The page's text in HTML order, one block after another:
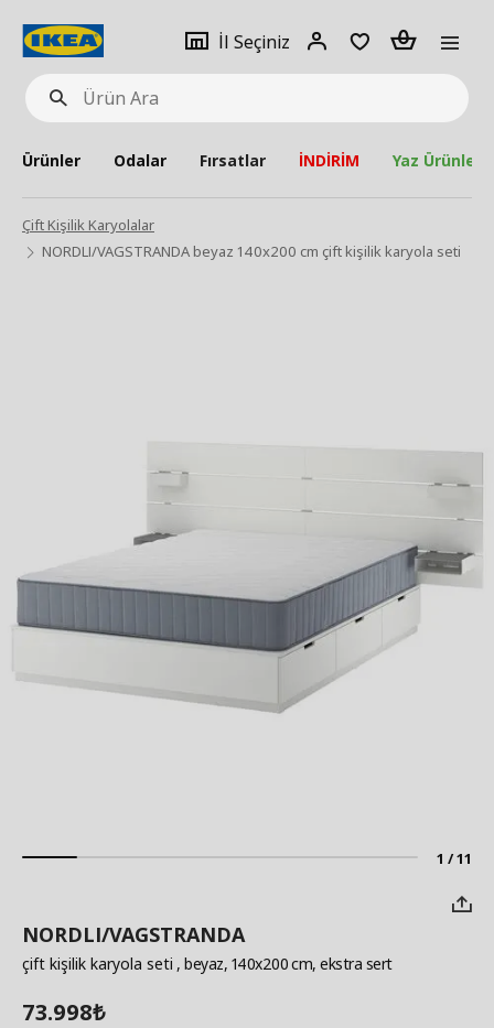
Ürün
Ara
İl Seçiniz
Giriş
Adet
Ürünler Odalar Fırsatlar İNDİRİM Yaz Ürünleri
Çift Kişilik Karyolalar
NORDLI/VAGSTRANDA beyaz 140x200 cm çift kişilik karyola seti
1 / 11
NORDLI/VAGSTRANDA
çift kişilik karyola seti , beyaz, 140x200 cm, ekstra sert
73.998₺